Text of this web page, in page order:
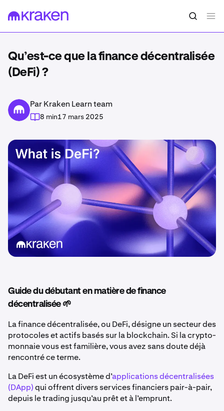
Qu’est-ce que la finance décentralisée
(DeFi) ?
Par Kraken Learn team
8 min17 mars 2025
Guide du débutant en matière de finance
décentralisée 🌱
La finance décentralisée, ou DeFi, désigne un secteur des
protocoles et actifs basés sur la blockchain. Si la crypto-
monnaie vous est familière, vous avez sans doute déjà
rencontré ce terme.
La DeFi est un écosystème d’applications décentralisées
(DApp)qui offrent divers services financiers pair-à-pair,
depuis le trading jusqu’au prêt et à l’emprunt.